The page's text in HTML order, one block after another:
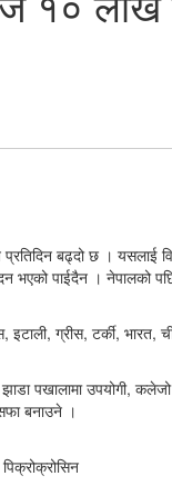
बढ्दो छ ।
भएको पाईदैन ।
इटाली, ग्रीस, टर्की, भारत,
पखालामा उपयोगी, कलेजो
बनाउने ।